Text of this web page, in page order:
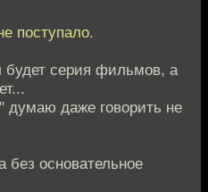
поступало.
будет серия фильмов, а
даже говорить не
основательное